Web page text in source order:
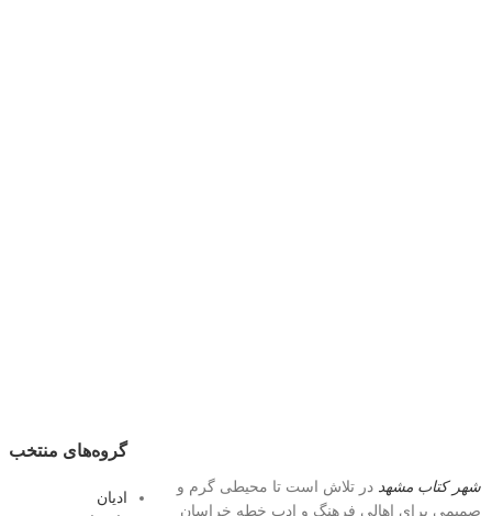
شهر کتاب مشهد در تلاش است تا محیطی گرم و
صمیمی برای اهالی فرهنگ و ادبِ خطه خراسان
گروه‌های منتخب
ادیان